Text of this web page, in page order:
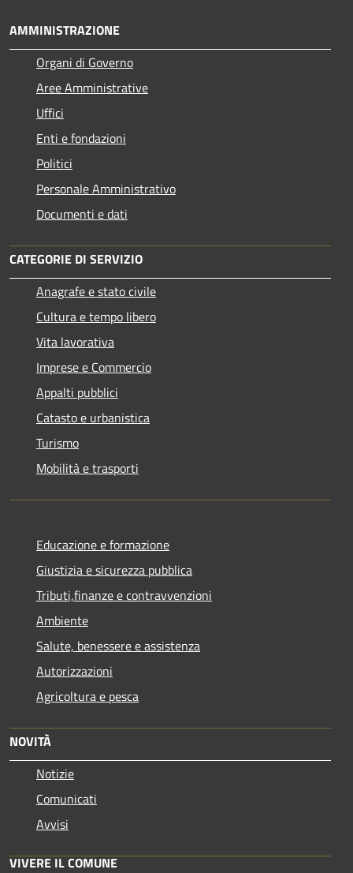
AMMINISTRAZIONE
Organi di Governo
Aree Amministrative
Uffici
Enti e fondazioni
Politici
Personale Amministrativo
Documenti e dati
CATEGORIE DI SERVIZIO
Anagrafe e stato civile
Cultura e tempo libero
Vita lavorativa
Imprese e Commercio
Appalti pubblici
Catasto e urbanistica
Turismo
Mobilità e trasporti
Educazione e formazione
Giustizia e sicurezza pubblica
Tributi,finanze e contravvenzioni
Ambiente
Salute, benessere e assistenza
Autorizzazioni
Agricoltura e pesca
NOVITÀ
Notizie
Comunicati
Avvisi
VIVERE IL COMUNE